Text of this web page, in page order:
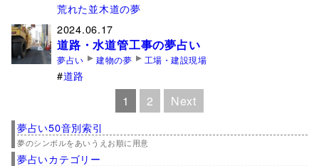
荒れた並木道の夢
2024.06.17
道路・水道管工事の夢占い
夢占い 建物の夢 工場・建設現場
道路
1 2 Next
夢占い50音別索引
夢のシンボルをあいうえお順に用意
夢占いカテゴリー